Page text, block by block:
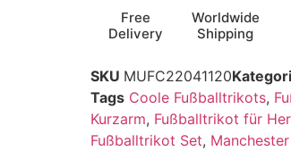
Free
Delivery
Worldwide
Shipping
SKU MUFC22041120
Tags Coole Fußballtrikots,
Kurzarm, Fußballtrikot für
Fußballtrikot Set,